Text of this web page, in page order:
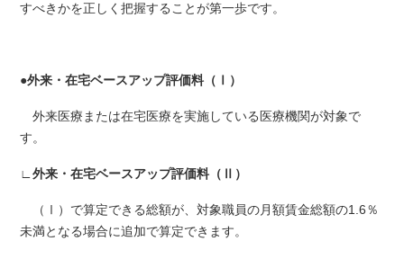
すべきかを正しく把握することが第一歩です。
●外来・在宅ベースアップ評価料（Ⅰ）
外来医療または在宅医療を実施している医療機関が対象で
す。
∟外来・在宅ベースアップ評価料（Ⅱ）
（Ⅰ）で算定できる総額が、対象職員の月額賃金総額の1.6％
未満となる場合に追加で算定できます。